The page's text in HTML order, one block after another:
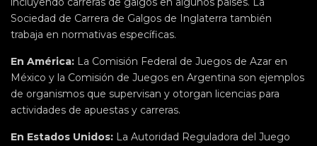
Sociedad de Carrera de Galgos de Inglaterra también
trabaja en normativas específicas.
En América: La Comisión Federal de Juegos de Azar en
México y la Comisión de Juegos en Argentina son ejemplos
de organismos que supervisan y otorgan licencias para
actividades de apuestas y carreras.
En Estados Unidos: La Autoridad Reguladora del Juego